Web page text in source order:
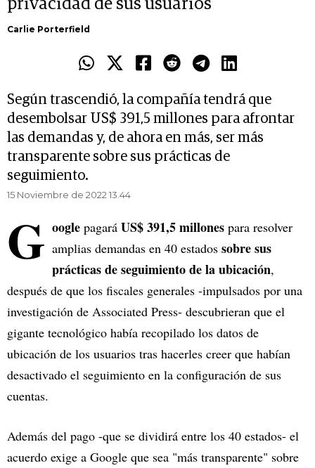
privacidad de sus usuarios
Carlie Porterfield
Según trascendió, la compañía tendrá que
desembolsar US$ 391,5 millones para afrontar
las demandas y, de ahora en más, ser más
transparente sobre sus prácticas de
seguimiento.
15 Noviembre de 2022 13.44
G oogle pagará US$ 391,5 millones para resolver
amplias demandas en 40 estados sobre sus
prácticas de seguimiento de la ubicación,
después de que los fiscales generales -impulsados por una
investigación de Associated Press- descubrieran que el
gigante tecnológico había recopilado los datos de
ubicación de los usuarios tras hacerles creer que habían
desactivado el seguimiento en la configuración de sus
cuentas.
Además del pago -que se dividirá entre los 40 estados- el
acuerdo exige a Google que sea "más transparente" sobre